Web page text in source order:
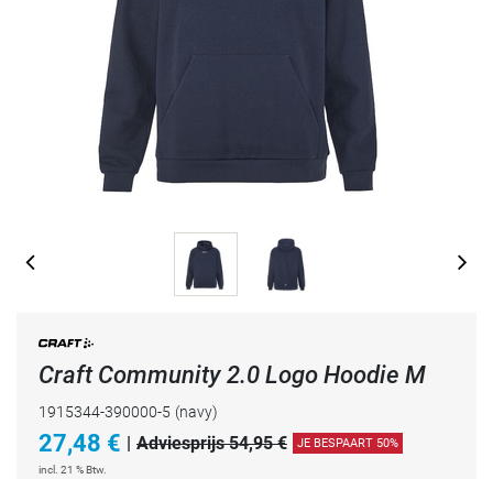
Craft Community 2.0 Logo Hoodie M
1915344-390000-5 (navy)
27,48 € | Adviesprijs 54,95 € JE BESPAART 50%
incl. 21 % Btw.